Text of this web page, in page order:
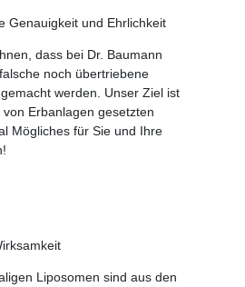
Genauigkeit und Ehrlichkeit
dass bei Dr. Baumann
noch übertriebene
werden. Unser Ziel ist
Erbanlagen gesetzten
Mögliches für Sie und Ihre
Liposomen sind aus den